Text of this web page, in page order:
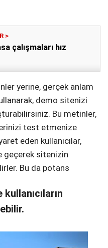
çalışmaları hız
yerine, gerçek anlam
demo sitenizi
Bu metinler,
test etmenize
eden kullanıcılar,
geçerek sitenizin
Bu da potans